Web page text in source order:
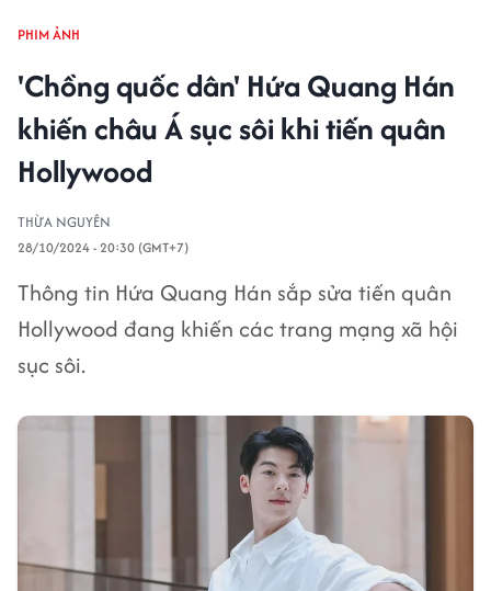
PHIM ẢNH
'Chồng quốc dân' Hứa Quang Hán
khiến châu Á sục sôi khi tiến quân
Hollywood
THỪA NGUYÊN
28/10/2024 - 20:30 (GMT+7)
Thông tin Hứa Quang Hán sắp sửa tiến quân
Hollywood đang khiến các trang mạng xã hội
sục sôi.